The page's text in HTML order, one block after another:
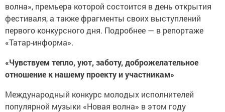
волна», премьера которой состоится в день открытия
фестиваля, а также фрагменты своих выступлений
первого конкурсного дня. Подробнее — в репортаже
«Татар-информа».
«Чувствуем тепло, уют, заботу, доброжелательное
отношение к нашему проекту и участникам»
Международный конкурс молодых исполнителей
популярной музыки «Новая волна» в этом году